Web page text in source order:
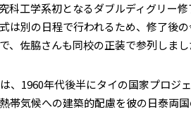
科工学系初となるダブルディグリー
別の日程で行われるため、修了後
、佐脇さんも同校の正装で参列しまし
、1960年代後半にタイの国家プロジ
帯気候への建築的配慮を彼の日泰両